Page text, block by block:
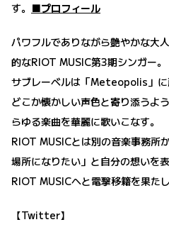
す。 ■プロフィール
パワフルでありながら艶やかな大
的なRIOT MUSIC第3期シンガー。
サブレーベルは「Meteopolis」に
どこか懐かしい声色と寄り添うよ
らゆる楽曲を華麗に歌いこなす。
RIOT MUSICとは別の音楽事務所
場所になりたい」と自分の想いを
RIOT MUSICへと電撃移籍を果たし
【Twitter】